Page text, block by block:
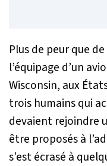
Plus de peur que
l’équipage d’un
Wisconsin, aux
trois humains qui
devaient rejoindre
être proposés à
s’est écrasé à